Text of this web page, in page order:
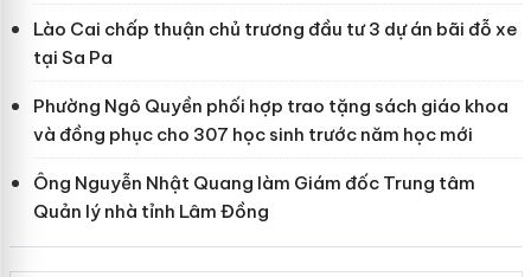
Lào Cai chấp thuận chủ trương đầu tư 3 dự án bãi đỗ xe
tại Sa Pa
Phường Ngô Quyền phối hợp trao tặng sách giáo khoa
và đồng phục cho 307 học sinh trước năm học mới
Ông Nguyễn Nhật Quang làm Giám đốc Trung tâm
Quản lý nhà tỉnh Lâm Đồng